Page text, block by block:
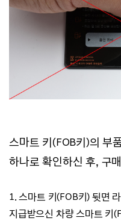
스마트 키(FOB키)의 부
하나로 확인하신 후, 구
1.스마트 키(FOB키) 뒷면
지급받으신 차량 스마트 키